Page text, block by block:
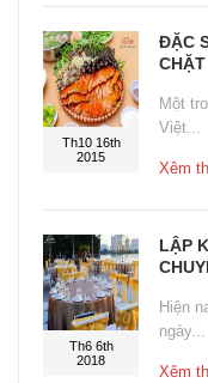
Th10 16th
2015
ĐẶC
Một
Việt...
Xêm
Th6 6th
2018
LẬP
Hiện
ngày...
Xêm